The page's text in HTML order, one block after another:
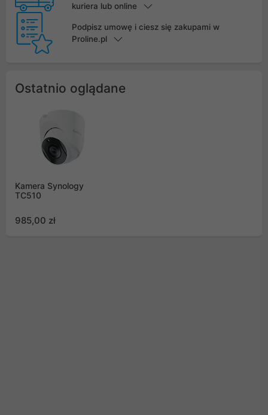
kuriera lub online
Podpisz umowę i ciesz się zakupami w
Proline.pl
Ostatnio oglądane
Kamera Synology
TC510
985,00 zł